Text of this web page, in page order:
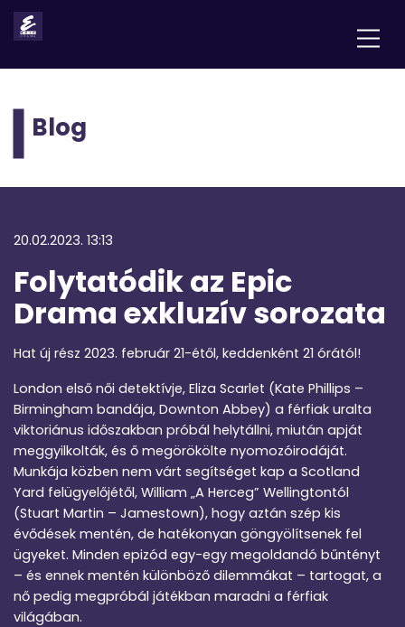
Blog
20.02.2023. 13:13
Folytatódik az Epic
Drama exkluzív sorozata
Hat új rész 2023. február 21-étől, keddenként 21 órától!
London első női detektívje, Eliza Scarlet (Kate Phillips –
Birmingham bandája, Downton Abbey) a férfiak uralta
viktoriánus időszakban próbál helytállni, miután apját
meggyilkolták, és ő megörökölte nyomozóirodáját.
Munkája közben nem várt segítséget kap a Scotland
Yard felügyelőjétől, William „A Herceg” Wellingtontól
(Stuart Martin – Jamestown), hogy aztán szép kis
évődések mentén, de hatékonyan göngyölítsenek fel
ügyeket. Minden epizód egy-egy megoldandó bűntényt
– és ennek mentén különböző dilemmákat – tartogat, a
nő pedig megpróbál játékban maradni a férfiak
világában.